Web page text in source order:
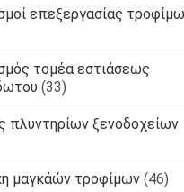
επεξεργασίας
τομέα εστιάσεως
(33)
πλυντηρίων ξενοδοχείων
μαγκάών τροφίμων (46)